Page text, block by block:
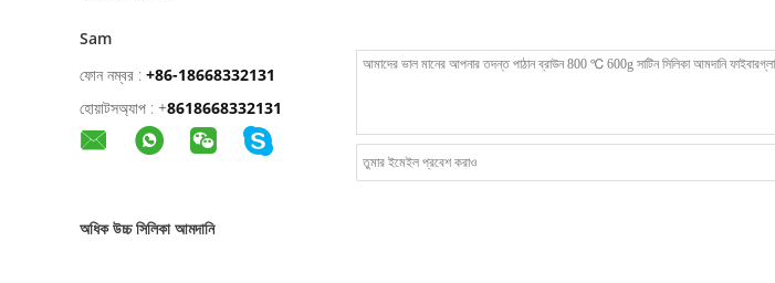
Sam
ফোন নম্বর : +86-18668332131
হোয়াটসঅ্যাপ : +8618668332131
অধিক উচ্চ সিলিকা আমদানি